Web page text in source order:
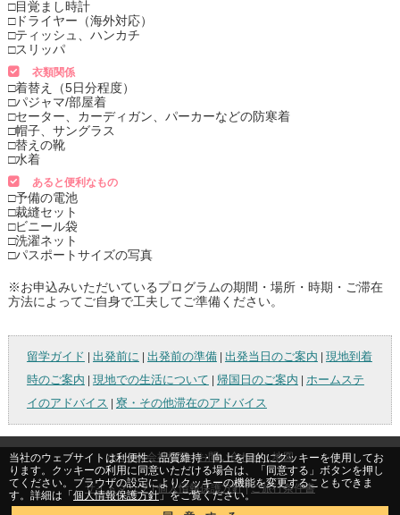
□目覚まし時計
□ドライヤー（海外対応）
□ティッシュ、ハンカチ
□スリッパ
衣類関係
□着替え（5日分程度）
□パジャマ/部屋着
□セーター、カーディガン、パーカーなどの防寒着
□帽子、サングラス
□替えの靴
□水着
あると便利なもの
□予備の電池
□裁縫セット
□ビニール袋
□洗濯ネット
□パスポートサイズの写真
※お申込みいただいているプログラムの期間・場所・時期・ご滞在
方法によってご自身で工夫してご準備ください。
留学ガイド | 出発前に | 出発前の準備| 出発当日のご案内 | 現地到着
時のご案内 | 現地での生活について | 帰国日のご案内 | ホームステ
イのアドバイス | 寮・その他滞在のアドバイス
ホーム|会社概要|お問い合わせ・地図
サイトマップ|個人情報保護方針|ご旅行条件書
Copyright © All rights reserved by Kinki Nippon Tourist Co.,Ltd.
当社のウェブサイトは利便性、品質維持・向上を目的にクッキーを使用してお
ります。クッキーの利用に同意いただける場合は、「同意する」ボタンを押し
てください。ブラウザの設定によりクッキーの機能を変更することもできま
す。詳細は「 個人情報保護方針」をご覧ください。